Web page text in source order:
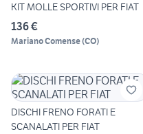
KIT MOLLE SPORTIVI PER FIAT
136 €
Mariano Comense(CO)
DISCHI FRENO FORATI E
SCANALATI PER FIAT